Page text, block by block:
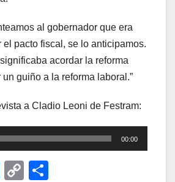
al gobernador que era
el pacto fiscal, se lo anticipamos.
acordar la reforma
guiño a la reforma laboral.”
a Cladio Leoni de Festram:
00:00
T
C